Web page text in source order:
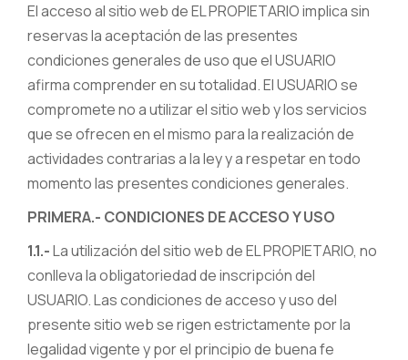
El acceso al sitio web de EL PROPIETARIO implica sin
reservas la aceptación de las presentes
condiciones generales de uso que el USUARIO
afirma comprender en su totalidad. El USUARIO se
compromete no a utilizar el sitio web y los servicios
que se ofrecen en el mismo para la realización de
actividades contrarias a la ley y a respetar en todo
momento las presentes condiciones generales.
PRIMERA.- CONDICIONES DE ACCESO Y USO
1.1.-La utilización del sitio web de EL PROPIETARIO, no
conlleva la obligatoriedad de inscripción del
USUARIO. Las condiciones de acceso y uso del
presente sitio web se rigen estrictamente por la
legalidad vigente y por el principio de buena fe